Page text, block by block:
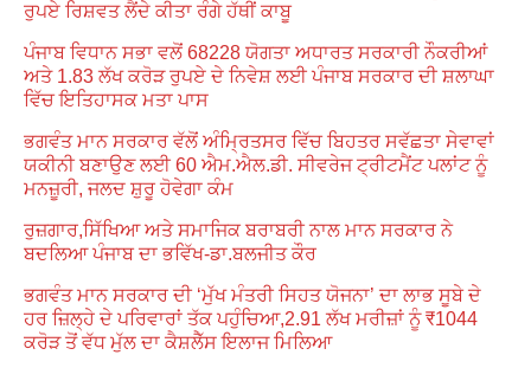
ਰੁਪਏ ਰਿਸ਼ਵਤ ਲੈਂਦੇ ਕੀਤਾ ਰੰਗੇ ਹੱਥੀਂ ਕਾਬੂ
ਪੰਜਾਬ ਵਿਧਾਨ ਸਭਾ ਵਲੋਂ 68228 ਯੋਗਤਾ ਅਧਾਰਤ ਸਰਕਾਰੀ ਨੌਕਰੀਆਂ
ਅਤੇ 1.83 ਲੱਖ ਕਰੋੜ ਰੁਪਏ ਦੇ ਨਿਵੇਸ਼ ਲਈ ਪੰਜਾਬ ਸਰਕਾਰ ਦੀ ਸ਼ਲਾਘਾ
ਵਿੱਚ ਇਤਿਹਾਸਕ ਮਤਾ ਪਾਸ
ਭਗਵੰਤ ਮਾਨ ਸਰਕਾਰ ਵੱਲੋਂ ਅੰਮ੍ਰਿਤਸਰ ਵਿੱਚ ਬਿਹਤਰ ਸਵੱਛਤਾ ਸੇਵਾਵਾਂ
ਯਕੀਨੀ ਬਣਾਉਣ ਲਈ 60 ਐਮ.ਐਲ.ਡੀ. ਸੀਵਰੇਜ ਟ੍ਰੀਟਮੈਂਟ ਪਲਾਂਟ ਨੂੰ
ਮਨਜ਼ੂਰੀ, ਜਲਦ ਸ਼ੁਰੂ ਹੋਵੇਗਾ ਕੰਮ
ਰੁਜ਼ਗਾਰ,ਸਿੱਖਿਆ ਅਤੇ ਸਮਾਜਿਕ ਬਰਾਬਰੀ ਨਾਲ ਮਾਨ ਸਰਕਾਰ ਨੇ
ਬਦਲਿਆ ਪੰਜਾਬ ਦਾ ਭਵਿੱਖ-ਡਾ.ਬਲਜੀਤ ਕੌਰ
ਭਗਵੰਤ ਮਾਨ ਸਰਕਾਰ ਦੀ ‘ਮੁੱਖ ਮੰਤਰੀ ਸਿਹਤ ਯੋਜਨਾ’ ਦਾ ਲਾਭ ਸੂਬੇ ਦੇ
ਹਰ ਜ਼ਿਲ੍ਹੇ ਦੇ ਪਰਿਵਾਰਾਂ ਤੱਕ ਪਹੁੰਚਿਆ,2.91 ਲੱਖ ਮਰੀਜ਼ਾਂ ਨੂੰ ₹1044
ਕਰੋੜ ਤੋਂ ਵੱਧ ਮੁੱਲ ਦਾ ਕੈਸ਼ਲੈੱਸ ਇਲਾਜ ਮਿਲਿਆ